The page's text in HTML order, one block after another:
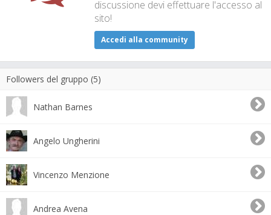
discussione devi effettuare l'accesso al
sito!
Accedi alla community
Followers del gruppo (5)
Nathan Barnes
Angelo Ungherini
Vincenzo Menzione
Andrea Avena